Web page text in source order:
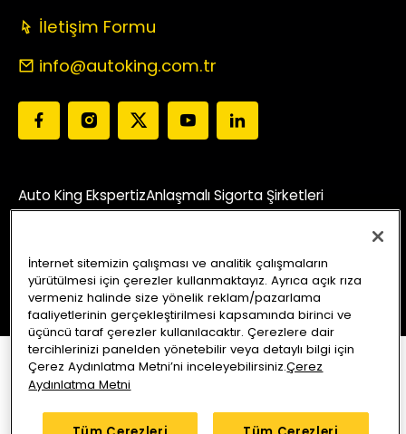
İletişim Formu
info@autoking.com.tr
Auto King EkspertizAnlaşmalı Sigorta Şirketleri
Bizi Arayın Yol Tarifi Alın
İnternet sitemizin çalışması ve analitik çalışmaların
yürütülmesi için çerezler kullanmaktayız. Ayrıca açık rıza
vermeniz halinde size yönelik reklam/pazarlama
faaliyetlerinin gerçekleştirilmesi kapsamında birinci ve
üçüncü taraf çerezler kullanılacaktır. Çerezlere dair
tercihlerinizi panelden yönetebilir veya detaylı bilgi için
Çerez Aydınlatma Metni’ni inceleyebilirsiniz.Çerez
Aydınlatma Metni